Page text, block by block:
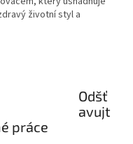
životní styl a
Odšť
avujt
práce